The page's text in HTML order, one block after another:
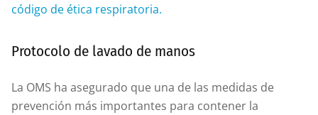
código de ética respiratoria.
Protocolo de lavado de manos
La OMS ha asegurado que una de las medidas de
prevención más importantes para contener la